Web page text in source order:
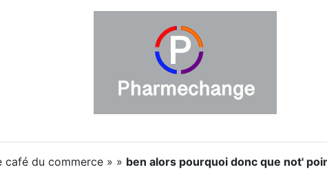
café du commerce » » ben alors pourquoi donc que not'